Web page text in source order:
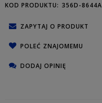
KOD PRODUKTU: 356D-8644A
ZAPYTAJ O PRODUKT
POLEĆ ZNAJOMEMU
DODAJ OPINIĘ